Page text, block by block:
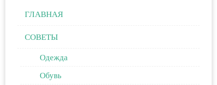
ГЛАВНАЯ
СОВЕТЫ
Одежда
Обувь